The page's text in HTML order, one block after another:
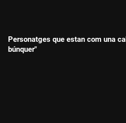
Personatges que estan com una
búnquer"